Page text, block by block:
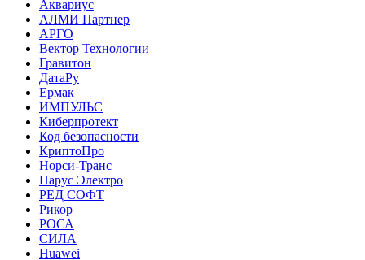
Аквариус
АЛМИ Партнер
АРГО
Вектор Технологии
Гравитон
ДатаРу
Ермак
ИМПУЛЬС
Киберпротект
Код безопасности
КриптоПро
Норси-Транс
Парус Электро
РЕД СОФТ
Рикор
РОСА
СИЛА
Huawei